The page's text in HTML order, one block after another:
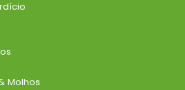
Molhos